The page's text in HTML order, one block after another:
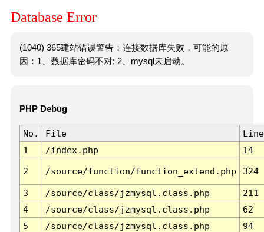
Database Error
(1040) 365建站错误警告：连接数据库失败，可能的原
因：1、数据库密码不对; 2、mysql未启动。
PHP Debug
No. File
Line
1
/index.php 14
2 /source/function/function_extend.php 324
3 /source/class/jzmysql.class.php
211
4
/source/class/jzmysql.class.php
62
5
/source/class/jzmysql.class.php
94